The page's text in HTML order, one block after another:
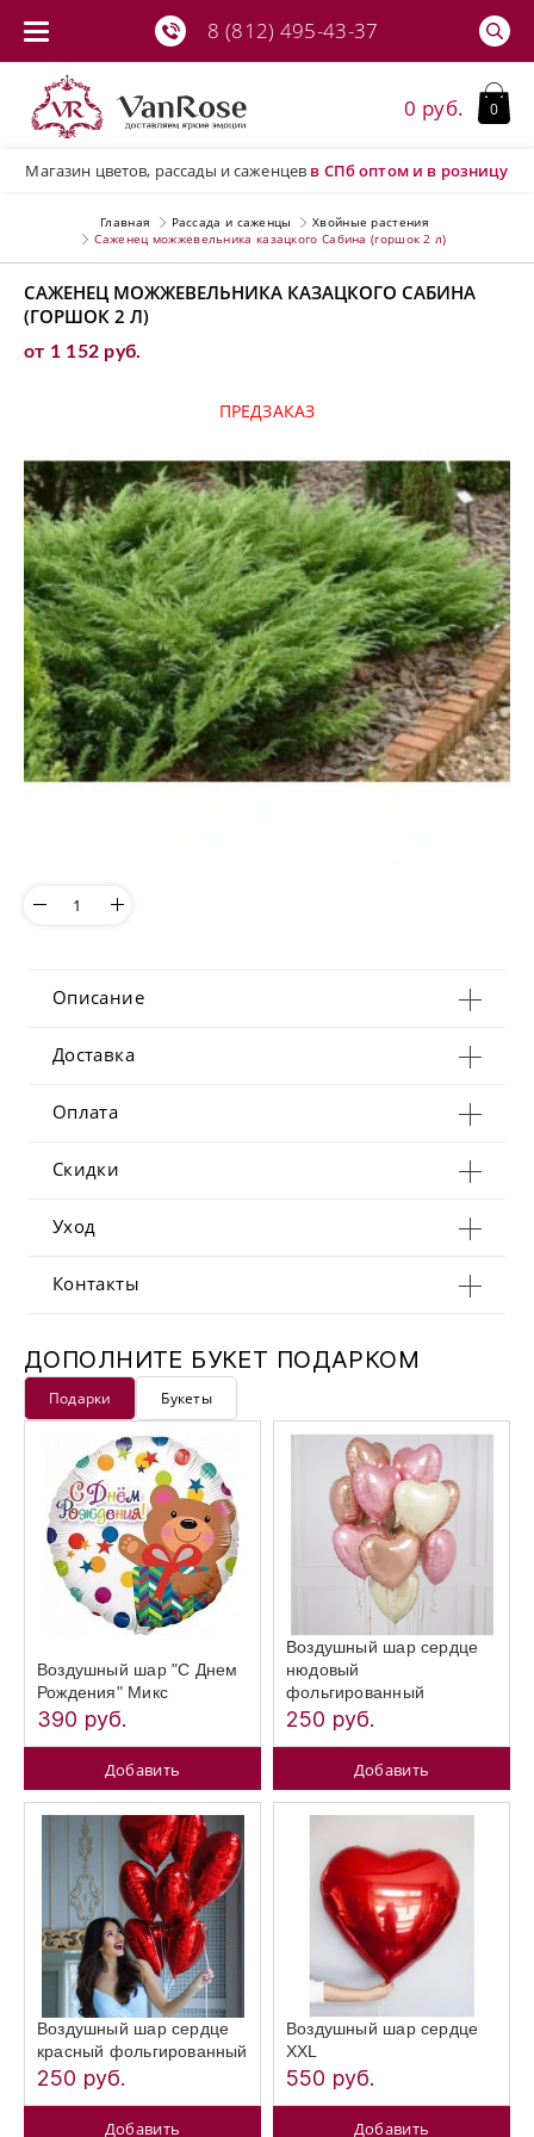
8 (812) 495-43-37
Магазин цветов, рассады и саженцев в СПбоптом и в розницу
0 руб. 0
Главная Рассада и саженцы
Хвойные растения
Саженец можжевельника казацкого Сабина (горшок 2 л)
САЖЕНЕЦ МОЖЖЕВЕЛЬНИКА КАЗАЦКОГО САБИНА
(ГОРШОК 2 Л)
от 1 152 руб.
ПРЕДЗАКАЗ
Описание
Доставка
Оплата
Скидки
Уход
Контакты
ДОПОЛНИТЕ БУКЕТ ПОДАРКОМ
Подарки Букеты
Воздушный шар "С Днем
Рождения" Микс
390 руб.
Добавить
Воздушный шар сердце
нюдовый
фольгированный
250 руб.
Добавить
Воздушный шар сердце
красный фольгированный
250 руб.
Добавить
Воздушный шар сердце
XXL
550 руб.
Добавить